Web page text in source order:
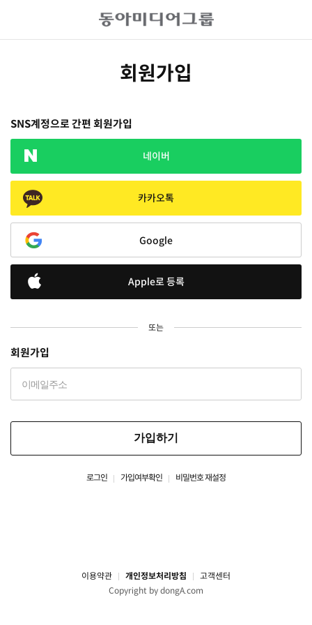
회원가입
SNS계정으로 간편 회원가입
네이버
카카오톡
Google
Apple로 등록
또는
회원가입
가입하기
로그인 가입여부확인 비밀번호 재설정
이용약관 개인정보처리방침
고객센터
Copyright by dongA.com